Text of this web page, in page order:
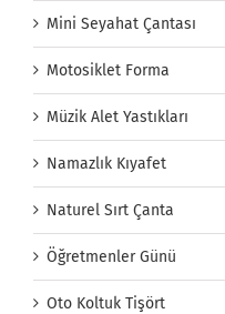
Mini Seyahat Çantası
Motosiklet Forma
Müzik Alet Yastıkları
Namazlık Kıyafet
Naturel Sırt Çanta
Öğretmenler Günü
Oto Koltuk Tişört